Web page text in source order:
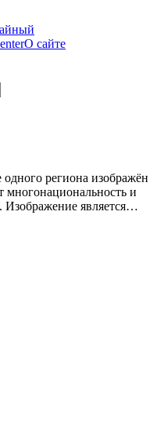
О сайте
региона изображён
многонациональность и
Изображение является…